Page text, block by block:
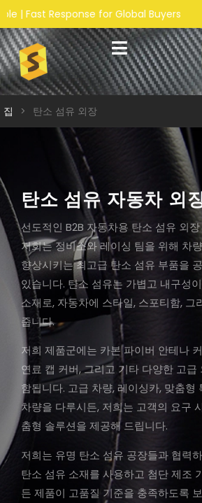
for Global Buyers
집 > 탄소 섬유 외장
탄소 섬유 자동차 외
선도적인 B2B 자동차용 탄소 섬유 외
저희는 정비소와 레이싱 팀을 위해 차
향상시키는 최고급 탄소 섬유 부품을
있습니다. 탄소 섬유는 가볍고 내구성
소재로, 자동차에 스타일, 스포티함, 그
줍니다.
저희 제품군에는 카본 파이버 안테나
연료 캡 커버, 그리고 기타 다양한 고급
함됩니다. 고급 차량, 레이싱카, 맞춤형
차량을 다루시든, 저희는 고객의 요구
춤형 솔루션을 제공해 드립니다.
저희는 유명 탄소 섬유 공장들과 협력
탄소 섬유 소재를 사용하고 첨단 제조
든 제품이 고품질 기준을 충족하도록